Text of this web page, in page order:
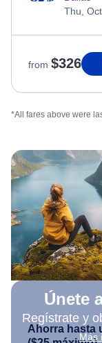
Thu,
from $326
*All fares above were
Únete
Regístrate y
Más
Ahorra hasta